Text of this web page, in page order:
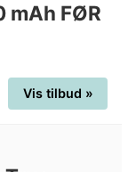
mAh FØR
Vis tilbud »